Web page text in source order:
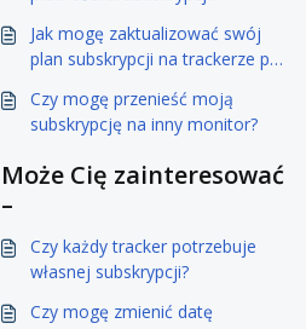
Jak mogę zaktualizować swój
plan subskrypcji na trackerze po
Czy mogę przenieść moją
subskrypcję na inny monitor?
Może Cię zainteresować
–
Czy każdy tracker potrzebuje
własnej subskrypcji?
Czy mogę zmienić datę